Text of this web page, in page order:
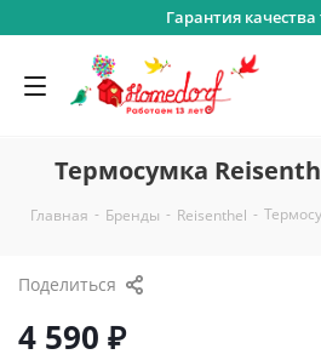
Гарантия
Термосумка
Главная - Бренды - Reisenthel -
Поделиться
4 590 ₽